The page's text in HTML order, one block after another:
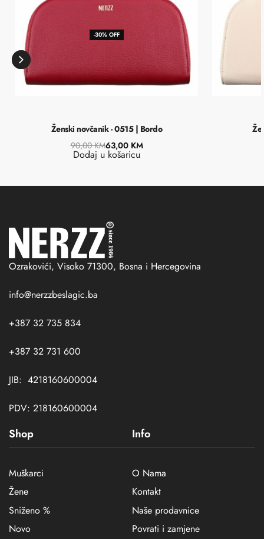
-30% OFF
Ženski novčanik - 0515 | Bordo
90,00KM63,00 KM
Dodaj u košaricu
Ozrakovići, Visoko 71300, Bosna i Hercegovina
info@nerzzbeslagic.ba
+387 32 735 834
+387 32 731 600
JIB: 4218160600004
PDV: 218160600004
Shop
Muškarci
Žene
Sniženo %
Novo
Info
O Nama
Kontakt
Naše prodavnice
Povrati i zamjene